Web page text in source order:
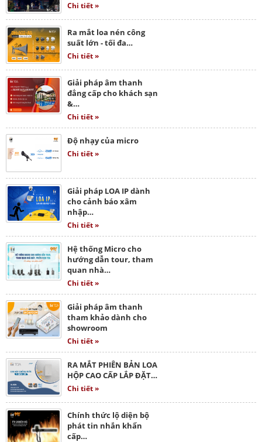
Chi tiết »
Ra mắt loa nén công
suất lớn - tối đa…
Chi tiết »
Giải pháp âm thanh
đẳng cấp cho khách sạn
&…
Chi tiết »
Độ nhạy của micro
Chi tiết »
Giải pháp LOA IP dành
cho cảnh báo xâm
nhập…
Chi tiết »
Hệ thống Micro cho
hướng dẫn tour, tham
quan nhà…
Chi tiết »
Giải pháp âm thanh
tham khảo dành cho
showroom
Chi tiết »
RA MẮT PHIÊN BẢN LOA
HỘP CAO CẤP LẮP ĐẶT…
Chi tiết »
Chính thức lộ diện bộ
phát tin nhắn khẩn
cấp…